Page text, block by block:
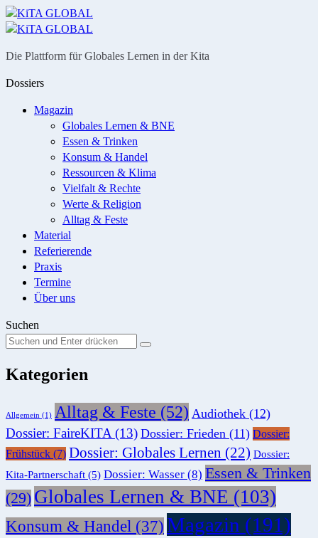
Menü
Suche
Die Plattform für Globales Lernen in der Kita
Dossiers
Magazin
Globales Lernen & BNE
Essen & Trinken
Konsum & Handel
Ressourcen & Klima
Vielfalt & Rechte
Werte & Religion
Alltag & Feste
Material
Referierende
Praxis
Termine
Über uns
Suchen
Suchen
nach:
Suche
Kategorien
Allgemein (1) Alltag & Feste (52) Audiothek (12)
Dossier: FaireKITA (13) Dossier: Frieden (11) Dossier:
Frühstück (7) Dossier: Globales Lernen (22) Dossier:
Kita-Partnerschaft (5) Dossier: Wasser (8) Essen & Trinken
(29) Globales Lernen & BNE (103)
Konsum & Handel (37) Magazin (191)